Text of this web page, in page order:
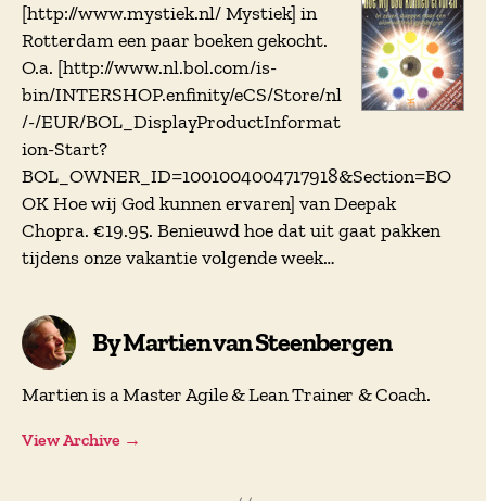
[http://www.mystiek.nl/ Mystiek] in
Rotterdam een paar boeken gekocht.
O.a. [http://www.nl.bol.com/is-
bin/INTERSHOP.enfinity/eCS/Store/nl
/-/EUR/BOL_DisplayProductInformat
ion-Start?
BOL_OWNER_ID=1001004004717918&Section=BO
OK Hoe wij God kunnen ervaren] van Deepak
Chopra. €19.95. Benieuwd hoe dat uit gaat pakken
tijdens onze vakantie volgende week…
By Martien van Steenbergen
Martien is a Master Agile & Lean Trainer & Coach.
View Archive →